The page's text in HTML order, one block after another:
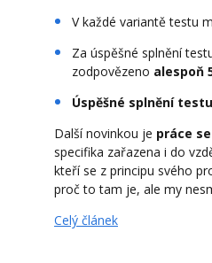
V každé variantě testu
Za úspěšné splnění
zodpovězeno alespoň
Úspěšné splnění testu
Další novinkou je práce
specifika zařazena i do
kteří se z principu svého
proč to tam je, ale my
Celý článek